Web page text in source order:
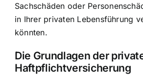
Sachschäden oder
in Ihrer privaten Lebensführung
könnten.
Die Grundlagen der
Haftpflichtversicherung